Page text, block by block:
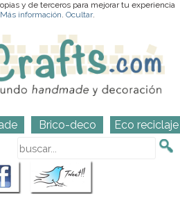
y de terceros para mejorar tu experiencia
Más información. Ocultar.
Brico-deco Eco reciclaje